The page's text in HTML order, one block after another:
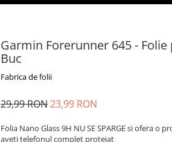
Garmin Forerunner 645 -
Buc
Fabrica de folii
29,99 RON23,99 RON
Folia Nano Glass 9H NU SE SPARGE si ofera
aveti telefonul complet protejat